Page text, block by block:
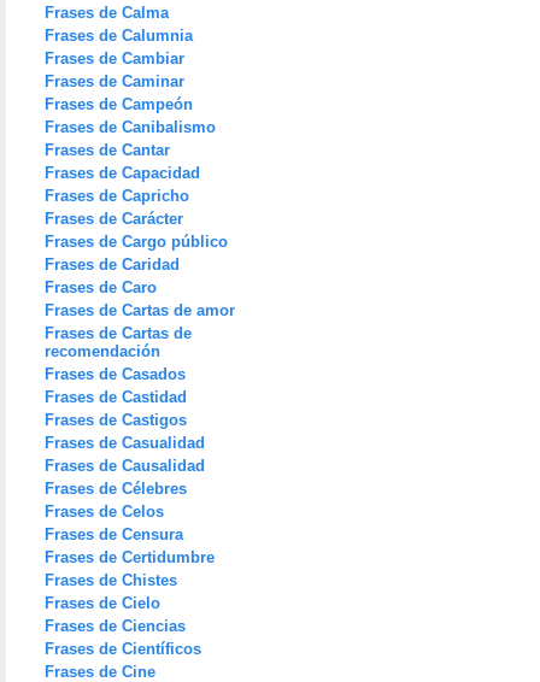
Frases de Calma
Frases de Calumnia
Frases de Cambiar
Frases de Caminar
Frases de Campeón
Frases de Canibalismo
Frases de Cantar
Frases de Capacidad
Frases de Capricho
Frases de Carácter
Frases de Cargo público
Frases de Caridad
Frases de Caro
Frases de Cartas de amor
Frases de Cartas de
recomendación
Frases de Casados
Frases de Castidad
Frases de Castigos
Frases de Casualidad
Frases de Causalidad
Frases de Célebres
Frases de Celos
Frases de Censura
Frases de Certidumbre
Frases de Chistes
Frases de Cielo
Frases de Ciencias
Frases de Científicos
Frases de Cine